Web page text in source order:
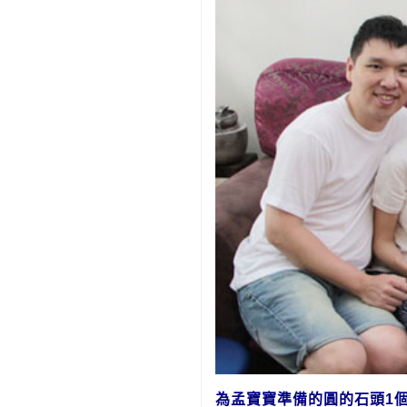
為孟寶寶準備的 圓的石頭1